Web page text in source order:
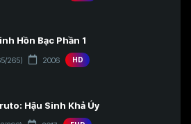
Hồn Bạc Phần 1
265) 2006 HD
Hậu Sinh Khả Úy